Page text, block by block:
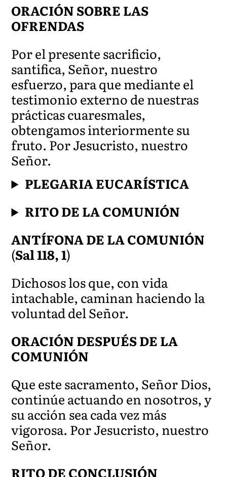
ORACIÓN SOBRE LAS
OFRENDAS
Por el presente sacrificio,
santifica, Señor, nuestro
esfuerzo, para que mediante el
testimonio externo de nuestras
prácticas cuaresmales,
obtengamos interiormente su
fruto. Por Jesucristo, nuestro
Señor.
PLEGARIA EUCARÍSTICA
RITO DE LA COMUNIÓN
ANTÍFONA DE LA COMUNIÓN
(Sal 118, 1)
Dichosos los que, con vida
intachable, caminan haciendo la
voluntad del Señor.
ORACIÓN DESPUÉS DE LA
COMUNIÓN
Que este sacramento, Señor Dios,
continúe actuando en nosotros, y
su acción sea cada vezmás
vigorosa. Por Jesucristo, nuestro
Señor.
RITO DE CONCLUSIÓN